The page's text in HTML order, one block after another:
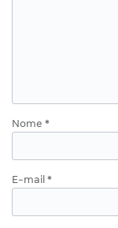
Nome *
E-mail *